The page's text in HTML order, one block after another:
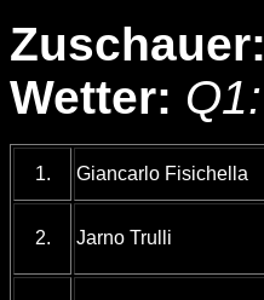
Zuschauer:
Wetter: Q1:
1. Giancarlo Fisichella
2. Jarno Trulli